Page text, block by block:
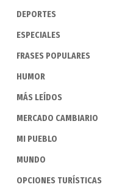
DEPORTES
ESPECIALES
FRASES POPULARES
HUMOR
MÁS LEÍDOS
MERCADO CAMBIARIO
MI PUEBLO
MUNDO
OPCIONES TURÍSTICAS